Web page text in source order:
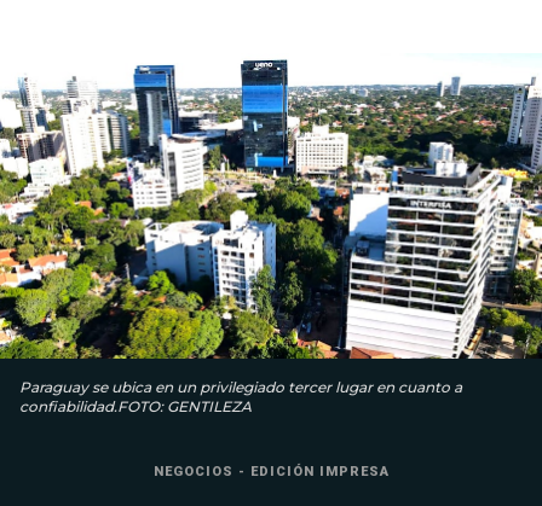
Paraguay se ubica en un privilegiado tercer lugar en cuanto a
confiabilidad.FOTO: GENTILEZA
NEGOCIOS - EDICIÓN IMPRESA